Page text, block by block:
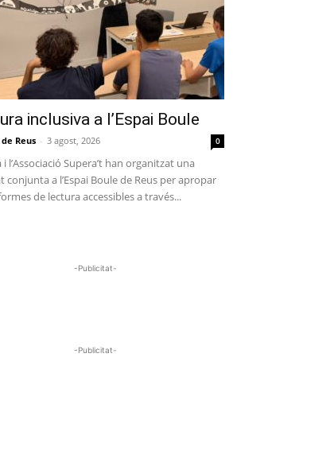
inclusiva a l’Espai Boule
Reus - 3 agost, 2026 0
i l’Associació Supera’t han organitzat una
conjunta a l’Espai Boule de Reus per apropar
de lectura accessibles a través...
-Publicitat-
-Publicitat-